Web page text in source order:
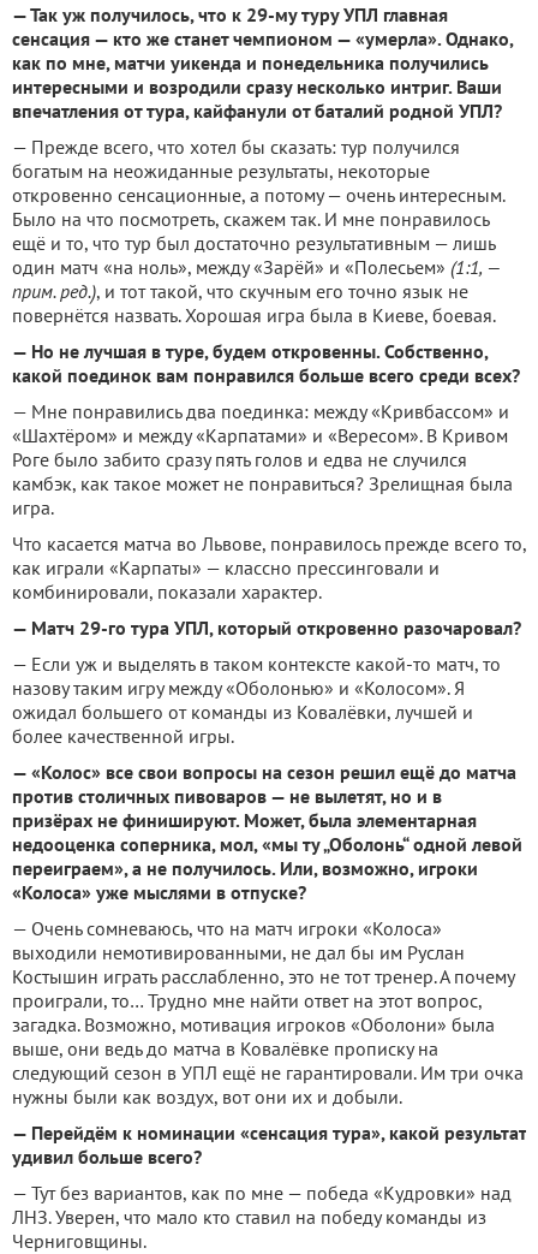
— Так уж получилось, что к 29-му туру УПЛ главная
сенсация — кто же станет чемпионом — «умерла». Однако,
как по мне, матчи уикенда и понедельника получились
интересными и возродили сразу несколько интриг. Ваши
впечатления от тура, кайфанули от баталий родной УПЛ?
— Прежде всего, что хотел бы сказать: тур получился
богатым на неожиданные результаты, некоторые
откровенно сенсационные, а потому — очень интересным.
Было на что посмотреть, скажем так. И мне понравилось
ещё и то, что тур был достаточно результативным — лишь
один матч «на ноль», между «Зарёй» и «Полесьем» (1:1, —
прим. ред.), и тот такой, что скучным его точно язык не
повернётся назвать. Хорошая игра была в Киеве, боевая.
— Но не лучшая в туре, будем откровенны. Собственно,
какой поединок вам понравился больше всего среди всех?
— Мне понравились два поединка: между «Кривбассом» и
«Шахтёром» и между «Карпатами» и «Вересом». В Кривом
Роге было забито сразу пять голов и едва не случился
камбэк, как такое может не понравиться? Зрелищная была
игра.
Что касается матча во Львове, понравилось прежде всего то,
как играли «Карпаты» — классно прессинговали и
комбинировали, показали характер.
— Матч 29-го тура УПЛ, который откровенно разочаровал?
— Если уж и выделять в таком контексте какой-то матч, то
назову таким игру между «Оболонью» и «Колосом». Я
ожидал большего от команды из Ковалёвки, лучшей и
более качественной игры.
— «Колос» все свои вопросы на сезон решил ещё до матча
против столичных пивоваров — не вылетят, но и в
призёрах не финишируют. Может, была элементарная
недооценка соперника, мол, «мы ту „Оболонь“ одной левой
переиграем», а не получилось. Или, возможно, игроки
«Колоса» уже мыслями в отпуске?
— Очень сомневаюсь, что на матч игроки «Колоса»
выходили немотивированными, не дал бы им Руслан
Костышин играть расслабленно, это не тот тренер. А почему
проиграли, то… Трудно мне найти ответ на этот вопрос,
загадка. Возможно, мотивация игроков «Оболони» была
выше, они ведь до матча в Ковалёвке прописку на
следующий сезон в УПЛ ещё не гарантировали. Им три очка
нужны были как воздух, вот они их и добыли.
— Перейдём к номинации «сенсация тура», какой результат
удивил больше всего?
— Тут без вариантов, как по мне — победа «Кудровки» над
ЛНЗ. Уверен, что мало кто ставил на победу команды из
Черниговщины.